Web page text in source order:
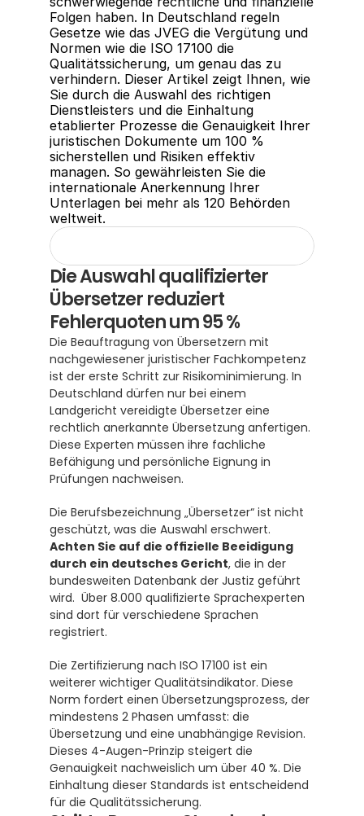
Folgen haben. In Deutschland regeln
Gesetze wie das JVEG die Vergütung und
Normen wie die ISO 17100 die
Qualitätssicherung, um genau das zu
verhindern. Dieser Artikel zeigt Ihnen, wie
Sie durch die Auswahl des richtigen
Dienstleisters und die Einhaltung
etablierter Prozesse die Genauigkeit Ihrer
juristischen Dokumente um 100 %
sicherstellen und Risiken effektiv
managen. So gewährleisten Sie die
internationale Anerkennung Ihrer
Unterlagen bei mehr als 120 Behörden
weltweit.
Die Auswahl qualifizierter
Übersetzer reduziert
Fehlerquoten um 95 %
Die Beauftragung von Übersetzern mit
nachgewiesener juristischer Fachkompetenz
ist der erste Schritt zur Risikominimierung. In
Deutschland dürfen nur bei einem
Landgericht vereidigte Übersetzer eine
rechtlich anerkannte Übersetzung anfertigen.
Diese Experten müssen ihre fachliche
Befähigung und persönliche Eignung in
Prüfungen nachweisen.
Die Berufsbezeichnung „Übersetzer“ ist nicht
Achten Sie auf die offizielle Beeidigung
durch ein deutsches Gericht, die in der
bundesweiten Datenbank der Justiz geführt
wird.  Über 8.000 qualifizierte Sprachexperten
sind dort für verschiedene Sprachen
registriert.
Die Zertifizierung nach ISO 17100 ist ein
weiterer wichtiger Qualitätsindikator. Diese
Norm fordert einen Übersetzungsprozess, der
mindestens 2 Phasen umfasst: die
Übersetzung und eine unabhängige Revision.
Dieses 4-Augen-Prinzip steigert die
Genauigkeit nachweislich um über 40 %. Die
Einhaltung dieser Standards ist entscheidend
für die Qualitätssicherung.